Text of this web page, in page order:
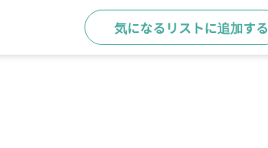
気になるリストに追加する